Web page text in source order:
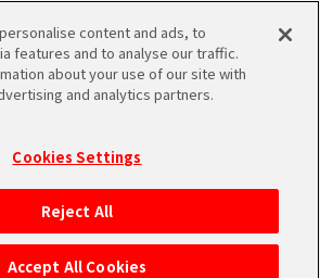
MEN
content and ads, to
features and to analyse our traffic.
about your use of our site with
and analytics partners.
Cookies Settings
Reject All
Accept All Cookies